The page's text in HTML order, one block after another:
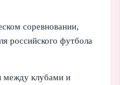
соревновании,
российского футбола
между клубами и